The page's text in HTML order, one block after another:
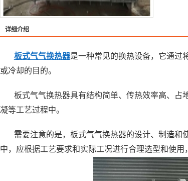
详细介绍
板式气气换热器是一种常见的换热设备，它通过
或冷却的目的。
板式气气换热器具有结构简单、传热效率高、占
凝等工艺过程中。
需要注意的是，板式气气换热器的设计、制造
中，应根据工艺要求和实际工况进行合理选型和使用